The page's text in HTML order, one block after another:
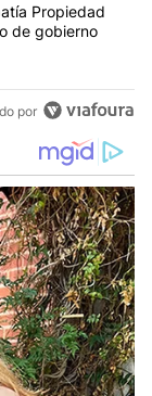
mientras el
Propiedad
de gobierno
por